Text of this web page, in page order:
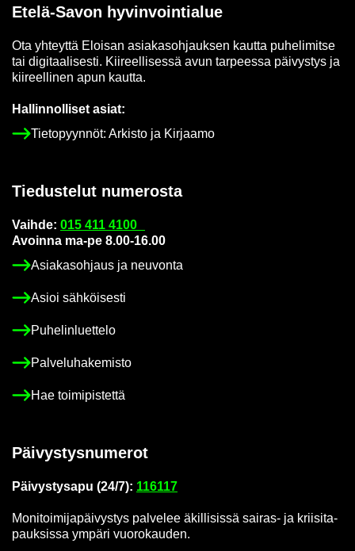
Etelä-​Savon hy­vin­voin­tia­lue
Ota yh­teyt­tä Eloi­san asia­kas­oh­jauk­sen kaut­ta pu­he­li­mit­se
tai di­gi­taa­li­ses­ti. Kii­reel­li­ses­sä avun tar­pees­sa päi­vys­tys ja
kii­reel­li­nen apun kaut­ta.
Hal­lin­nol­li­set asiat:
Tie­to­pyyn­nöt: Ar­kis­to ja Kir­jaa­mo
Tie­dus­te­lut nu­me­ros­ta
Vaih­de: 015 411 4100
Avoin­na ma-pe 8.00-16.00
Asia­kas­oh­jaus ja neu­von­ta
Asioi säh­köi­ses­ti
Pu­he­lin­luet­te­lo
Pal­ve­lu­ha­ke­mis­to
Hae toi­mi­pis­tet­tä
Päi­vys­tys­nu­me­rot
Päi­vys­tys­a­pu (24/7): 116117
Mo­ni­toi­mi­ja­päi­vys­tys pal­ve­lee äkil­li­sis­sä sairas-​ ja krii­si­ta­
pauk­sis­sa ym­pä­ri vuo­ro­kau­den.